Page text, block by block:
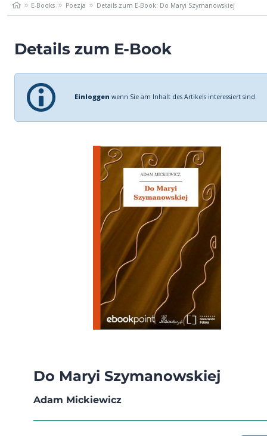
E-Books Poezja Details zum E-Book: Do Maryi Szymanowskiej
Details zum E-Book
Einloggen wenn Sie am Inhalt des Artikels interessiert sind.
Do Maryi Szymanowskiej
Adam Mickiewicz